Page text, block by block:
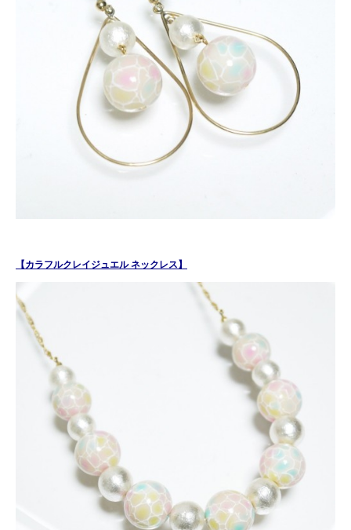
【カラフルクレイジュエル ネックレス】